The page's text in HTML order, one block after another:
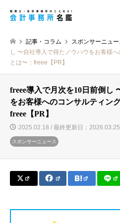
記事・コラム スポンサーニュー
し 〜自社導入で得たノウハウをお客様
とは〜：freee【PR】
freee導入で月次を10日前倒し
をお客様へのコンサルティン
freee【PR】
2025.02.18 / 最終更新日：2026.03.25
スポンサーニュース